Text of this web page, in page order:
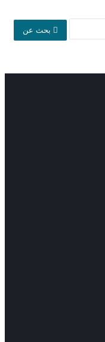
بحث عن